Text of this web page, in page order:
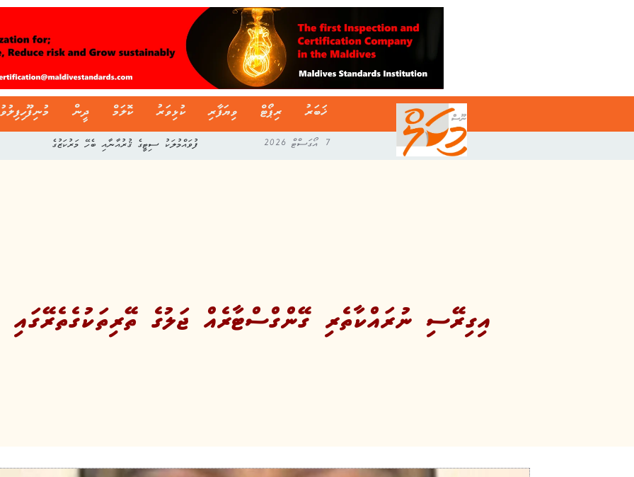
ޚަބަރު ރިޕޯޓް ވިޔަފާރި ކުޅިވަރު ކޮލަމް ދީން
7 އޯގަސްޓް 2026 ފުވައްމުލަކު ސިޓީގެ ޤުރުއާނާއި ބެހޭ މަރުކަޒުގެ
އިގިރޭސި ނުރައްކާތެރި ގޭންގްސްޓާރެއް ޖަލުގެ ތޭރިތަކުގެތެރޭގައި